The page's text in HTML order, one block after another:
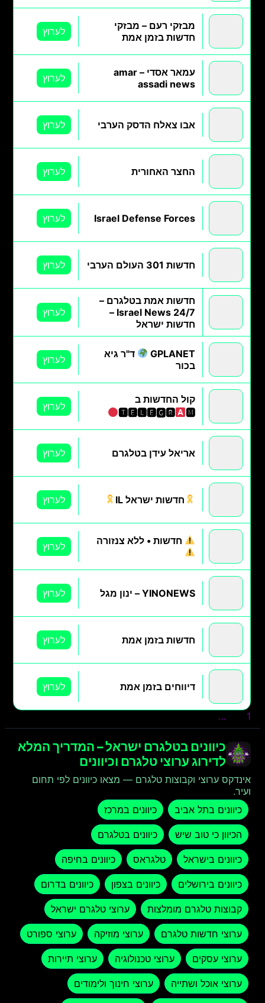
מבזקי רעם – מבזקי
חדשות בזמן אמת
לערוץ
עמאר אסדי – amar
assadi news
לערוץ
אבו צאלח הדסק הערבי לערוץ
החצר האחורית לערוץ
Israel Defense Forces לערוץ
חדשות 301 העולם הערבי לערוץ
חדשות אמת בטלגרם –
Israel News 24/7 –
חדשות ישראל
לערוץ
GPLANET
ד"ר גיא
בכור
לערוץ
קול החדשות ב
🆃🅴🅻🅴🅶🆁
🅼
לערוץ
אריאל עידן בטלגרם לערוץ
חדשות ישראל IL לערוץ
חדשות • ללא צנזורה לערוץ
YINONEWS – ינון מגל לערוץ
חדשות בזמן אמת לערוץ
דיווחים בזמן אמת לערוץ
1
…
כיוונים בטלגרם ישראל – המדריך המלא
לדירוג ערוצי טלגרם וכיוונים
אינדקס ערוצי וקבוצות טלגרם — מצאו כיוונים לפי תחום
ועיר.
כיוונים בתל אביב
כיוונים במרכז
הכיוון כי טוב שיש כיוונים בטלגרם
כיוונים בישראל טלגראס כיוונים בחיפה
כיוונים בירושלים כיוונים בצפון כיוונים בדרום
קבוצות טלגרם מומלצות ערוצי טלגרם ישראל
ערוצי חדשות טלגרם ערוצי מוזיקה ערוצי ספורט
ערוצי עסקים ערוצי טכנולוגיה ערוצי תיירות
ערוצי אוכל ושתייה ערוצי חינוך ולימודים